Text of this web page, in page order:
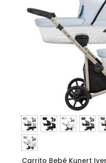
Carrito Bebé Kunert